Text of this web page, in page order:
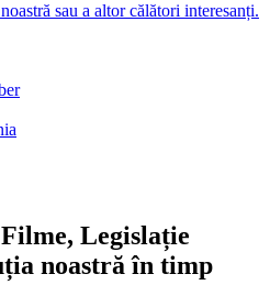
sau a altor călători interesanți.
Legislație
noastră în timp